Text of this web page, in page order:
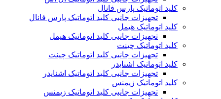
کلید اتوماتیک پارس فانال
تجهیزات جانبی کلید اتوماتیک پارس فانال
کلید اتوماتیک هیمل
تجهیزات جانبی کلید اتوماتیک هیمل
کلید اتوماتیک چینت
تجهیزات جانبی کلید اتوماتیک چینت
کلید اتوماتیک اشنایدر
تجهیزات جانبی کلید اتوماتیک اشنایدر
کلید اتوماتیک زیمنس
تجهیزات جانبی کلید اتوماتیک زیمنس